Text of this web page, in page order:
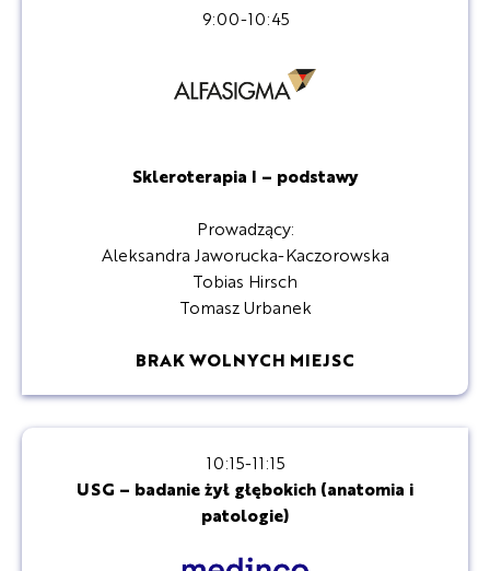
9:00-10:45
Skleroterapia I – podstawy
Prowadzący:
Aleksandra Jaworucka-Kaczorowska
Tobias Hirsch
Tomasz Urbanek
BRAK WOLNYCH MIEJSC
10:15-11:15
USG – badanie żył głębokich (anatomia i
patologie)